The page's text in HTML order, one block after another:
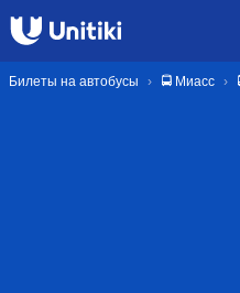
Билеты на автобусы 🚍 Миасс